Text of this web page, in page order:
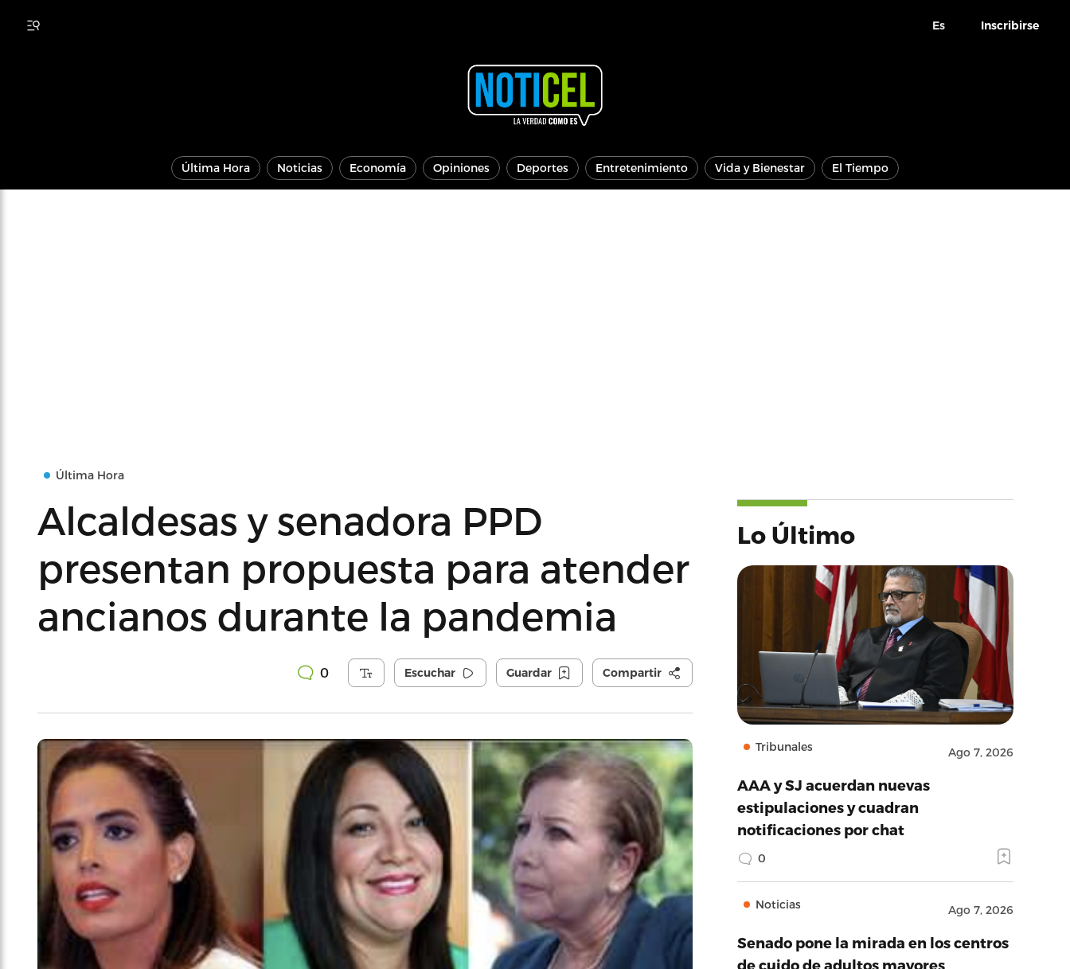
Es Inscribirse
Última Hora Noticias Economía Opiniones Deportes Entretenimiento Vida y Bienestar El Tiempo
Última Hora
Alcaldesas y senadora PPD
presentan propuesta para atender
ancianos durante la pandemia
0 Escuchar Guardar Compartir
Lo Último
Tribunales Ago 7, 2026
AAA y SJ acuerdan nuevas
estipulaciones y cuadran
notificaciones por chat
0
Noticias Ago 7, 2026
Senado pone la mirada en los centros
de cuido de adultos mayores